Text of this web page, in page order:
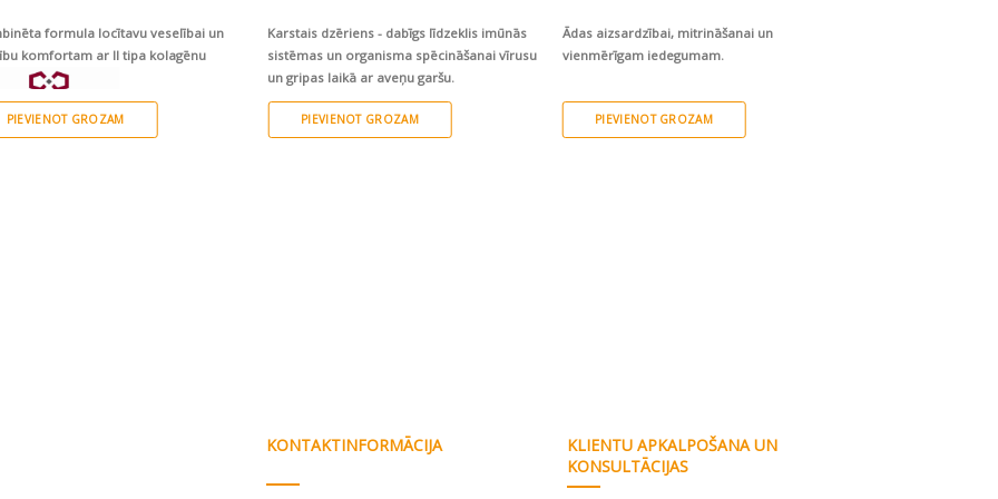
formula locītavu veselībai un
komfortam ar II tipa kolagēnu
PIEVIENOT GROZAM
Karstais dzēriens - dabīgs līdzeklis imūnās
sistēmas un organisma spēcināšanai vīrusu
un gripas laikā ar aveņu garšu.
PIEVIENOT GROZAM
Ādas aizsardzībai, mitrināšanai un
vienmērīgam iedegumam.
PIEVIENOT GROZAM
KONTAKTINFORMĀCIJA
KLIENTU APKALPOŠANA UN
KONSULTĀCIJAS